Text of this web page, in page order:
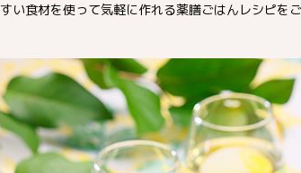
すい食材を使って気軽に作れる薬膳ごはんレシピをご